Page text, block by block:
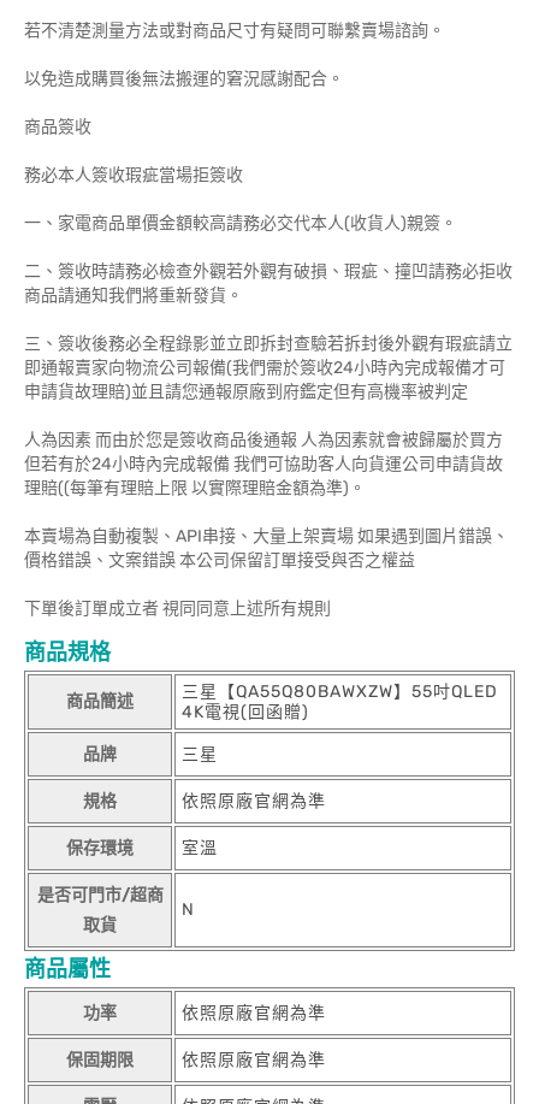
若不清楚測量方法或對商品尺寸有疑問可聯繫賣場諮詢。
以免造成購買後無法搬運的窘況感謝配合。
商品簽收
務必本人簽收瑕疵當場拒簽收
一、家電商品單價金額較高請務必交代本人(收貨人)親簽。
二、簽收時請務必檢查外觀若外觀有破損、瑕疵、撞凹請務必拒收
商品請通知我們將重新發貨。
三、簽收後務必全程錄影並立即拆封查驗若拆封後外觀有瑕疵請立
即通報賣家向物流公司報備(我們需於簽收24小時內完成報備才可
申請貨故理賠)並且請您通報原廠到府鑑定但有高機率被判定
人為因素 而由於您是簽收商品後通報 人為因素就會被歸屬於買方
但若有於24小時內完成報備 我們可協助客人向貨運公司申請貨故
理賠((每筆有理賠上限 以實際理賠金額為準)。
本賣場為自動複製、API串接、大量上架賣場 如果遇到圖片錯誤、
價格錯誤、文案錯誤 本公司保留訂單接受與否之權益
下單後訂單成立者 視同同意上述所有規則
商品規格
商品簡述
三星【QA55Q80BAWXZW】55吋QLED
4K電視(回函贈)
品牌 三星
規格 依照原廠官網為準
保存環境 室溫
是否可門市/超商
取貨
N
商品屬性
功率 依照原廠官網為準
保固期限 依照原廠官網為準